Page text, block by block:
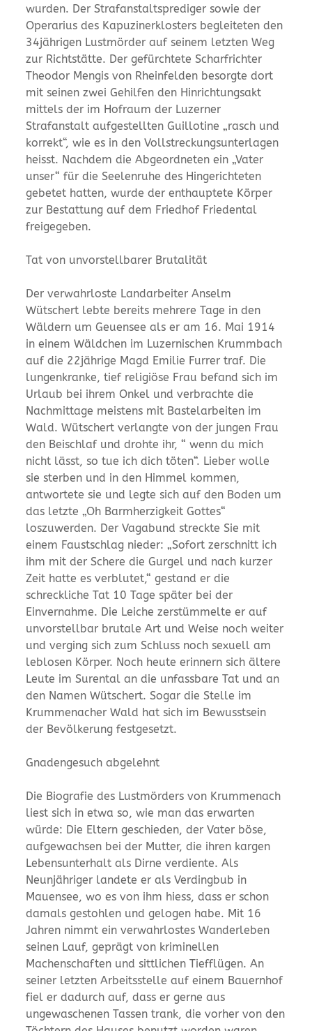
wurden. Der Strafanstaltsprediger sowie der
Operarius des Kapuzinerklosters begleiteten den
34jährigen Lustmörder auf seinem letzten Weg
zur Richtstätte. Der gefürchtete Scharfrichter
Theodor Mengis von Rheinfelden besorgte dort
mit seinen zwei Gehilfen den Hinrichtungsakt
mittels der im Hofraum der Luzerner
Strafanstalt aufgestellten Guillotine „rasch und
korrekt“, wie es in den Vollstreckungsunterlagen
heisst. Nachdem die Abgeordneten ein „Vater
unser“ für die Seelenruhe des Hingerichteten
gebetet hatten, wurde der enthauptete Körper
zur Bestattung auf dem Friedhof Friedental
freigegeben.
Tat von unvorstellbarer Brutalität
Der verwahrloste Landarbeiter Anselm
Wütschert lebte bereits mehrere Tage in den
Wäldern um Geuensee als er am 16. Mai 1914
in einem Wäldchen im Luzernischen Krummbach
auf die 22jährige Magd Emilie Furrer traf. Die
lungenkranke, tief religiöse Frau befand sich im
Urlaub bei ihrem Onkel und verbrachte die
Nachmittage meistens mit Bastelarbeiten im
Wald. Wütschert verlangte von der jungen Frau
den Beischlaf und drohte ihr, “ wenn du mich
nicht lässt, so tue ich dich töten“. Lieber wolle
sie sterben und in den Himmel kommen,
antwortete sie und legte sich auf den Boden um
das letzte „Oh Barmherzigkeit Gottes“
loszuwerden. Der Vagabund streckte Sie mit
einem Faustschlag nieder: „Sofort zerschnitt ich
ihm mit der Schere die Gurgel und nach kurzer
Zeit hatte es verblutet,“ gestand er die
schreckliche Tat 10 Tage später bei der
Einvernahme. Die Leiche zerstümmelte er auf
unvorstellbar brutale Art und Weise noch weiter
und verging sich zum Schluss noch sexuell am
leblosen Körper. Noch heute erinnern sich ältere
Leute im Surental an die unfassbare Tat und an
den Namen Wütschert. Sogar die Stelle im
Krummenacher Wald hat sich im Bewusstsein
der Bevölkerung festgesetzt.
Gnadengesuch abgelehnt
Die Biografie des Lustmörders von Krummenach
liest sich in etwa so, wie man das erwarten
würde: Die Eltern geschieden, der Vater böse,
aufgewachsen bei der Mutter, die ihren kargen
Lebensunterhalt als Dirne verdiente. Als
Neunjähriger landete er als Verdingbub in
Mauensee, wo es von ihm hiess, dass er schon
damals gestohlen und gelogen habe. Mit 16
Jahren nimmt ein verwahrlostes Wanderleben
seinen Lauf, geprägt von kriminellen
Machenschaften und sittlichen Tiefflügen. An
seiner letzten Arbeitsstelle auf einem Bauernhof
fiel er dadurch auf, dass er gerne aus
ungewaschenen Tassen trank, die vorher von den